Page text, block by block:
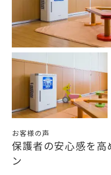
お客様の声
保護者の安心感を
ン